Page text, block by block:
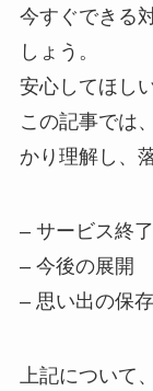
今すぐできる
しょう。
安心してほし
この記事では
かり理解し、
– サービス終
– 今後の展開
– 思い出の保
上記について